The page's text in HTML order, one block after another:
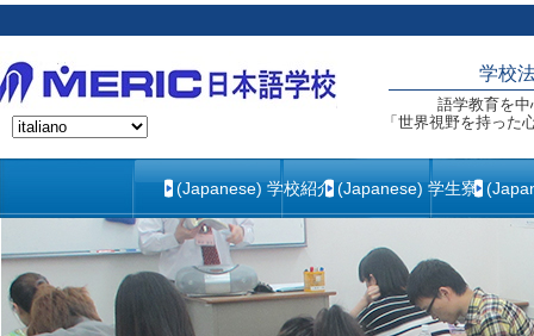
学校
語学教育を
「世界視野を持った
(Japanese) 学校紹介 (Japanese) 学生寮